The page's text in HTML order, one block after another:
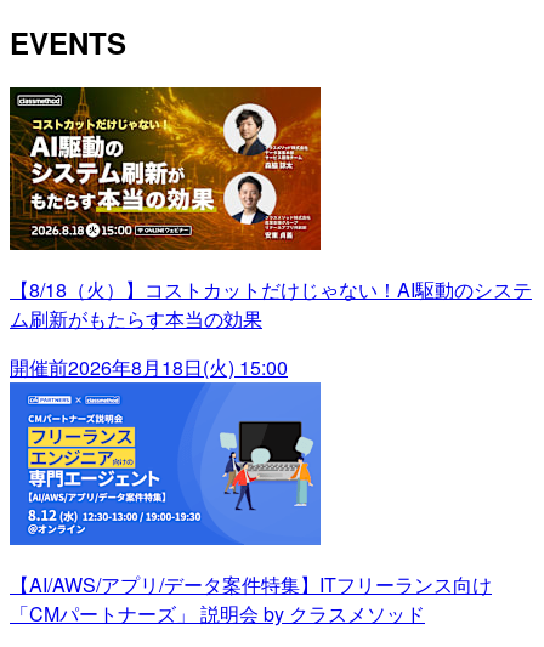
EVENTS
【8/18（火）】コストカットだけじゃない！AI駆動のシステ
ム刷新がもたらす本当の効果
開催前2026年8月18日(火) 15:00
【AI/AWS/アプリ/データ案件特集】ITフリーランス向け
「CMパートナーズ」 説明会 by クラスメソッド